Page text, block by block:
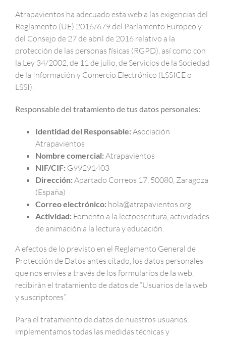
Atrapavientos ha adecuado esta web a las exigencias del
Reglamento (UE) 2016/679 del Parlamento Europeo y
del Consejo de 27 de abril de 2016 relativo a la
protección de las personas físicas (RGPD), así como con
la Ley 34/2002, de 11 de julio, de Servicios de la Sociedad
de la Información y Comercio Electrónico (LSSICE o
LSSI).
Responsable del tratamiento de tus datos personales:
Identidad del Responsable:Asociación
Atrapavientos
Nombre comercial:Atrapavientos
NIF/CIF: G99291403
Dirección:Apartado Correos 17, 50080, Zaragoza
(España)
Correo electrónico: hola@atrapavientos.org
Actividad: Fomento a la lectoescritura, actividades
de animación a la lectura y educación.
A efectos de lo previsto en el Reglamento General de
Protección de Datos antes citado, los datos personales
que nos envíes a través de los formularios de la web,
recibirán el tratamiento de datos de “Usuarios de la web
y suscriptores”.
Para el tratamiento de datos de nuestros usuarios,
implementamos todas las medidas técnicas y